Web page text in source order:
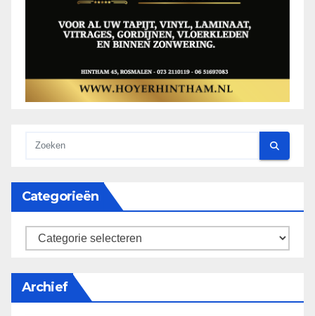
Categorieën
categorieën
Archief